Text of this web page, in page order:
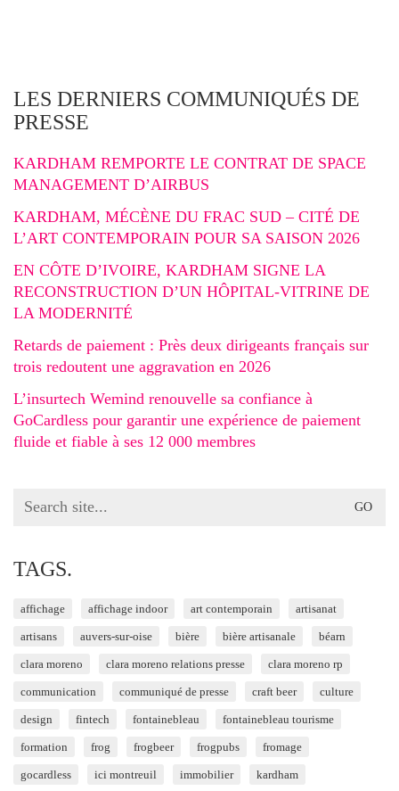
LES DERNIERS COMMUNIQUÉS DE
PRESSE
KARDHAM REMPORTE LE CONTRAT DE SPACE
MANAGEMENT D’AIRBUS
KARDHAM, MÉCÈNE DU FRAC SUD – CITÉ DE
L’ART CONTEMPORAIN POUR SA SAISON 2026
EN CÔTE D’IVOIRE, KARDHAM SIGNE LA
RECONSTRUCTION D’UN HÔPITAL-VITRINE DE
LA MODERNITÉ
Retards de paiement : Près deux dirigeants français sur
trois redoutent une aggravation en 2026
L’insurtech Wemind renouvelle sa confiance à
GoCardless pour garantir une expérience de paiement
fluide et fiable à ses 12 000 membres
Search
TAGS.
affichage affichage indoor art contemporain artisanat
artisans auvers-sur-oise bière bière artisanale béarn
clara moreno clara moreno relations presse clara moreno rp
communication communiqué de presse craft beer culture
design fintech fontainebleau fontainebleau tourisme
formation frog frogbeer frogpubs fromage
gocardless ici montreuil immobilier kardham